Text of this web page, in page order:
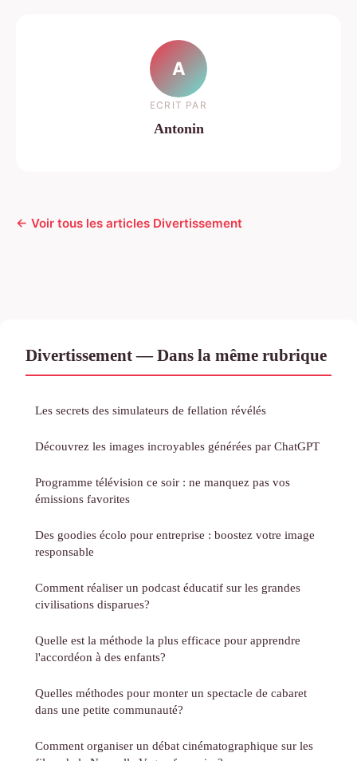
A
ECRIT PAR
Antonin
← Voir tous les articles Divertissement
Divertissement — Dans la même rubrique
Les secrets des simulateurs de fellation révélés
Découvrez les images incroyables générées par ChatGPT
Programme télévision ce soir : ne manquez pas vos
émissions favorites
Des goodies écolo pour entreprise : boostez votre image
responsable
Comment réaliser un podcast éducatif sur les grandes
civilisations disparues?
Quelle est la méthode la plus efficace pour apprendre
l'accordéon à des enfants?
Quelles méthodes pour monter un spectacle de cabaret
dans une petite communauté?
Comment organiser un débat cinématographique sur les